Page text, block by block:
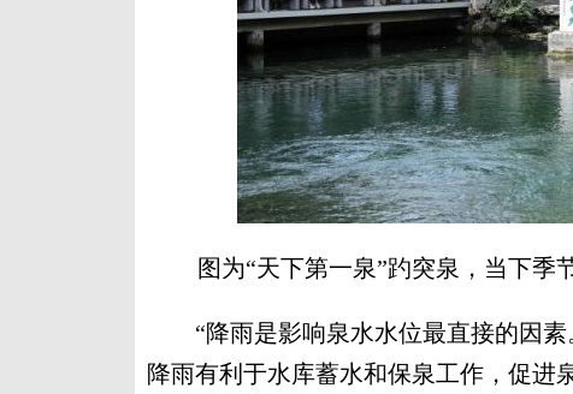
图为“天下第一泉”趵突泉，当下
“降雨是影响泉水水位最直接的因素
降雨有利于水库蓄水和保泉工作，促进